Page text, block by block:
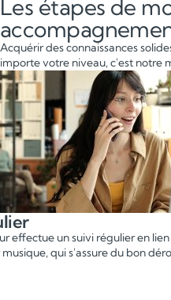
Les étapes de
Acquérir des connaissances
importe votre niveau, c'est notre
le premier cours
musique vous met en
sélectionné, en fonction des
de l'élève, afin de convenir